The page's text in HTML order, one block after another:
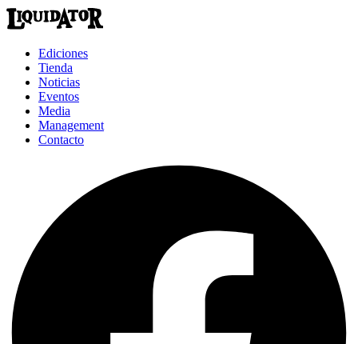
Ediciones
Tienda
Noticias
Eventos
Media
Management
Contacto